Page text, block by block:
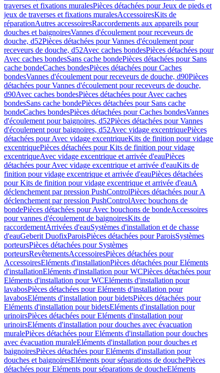
traverses et fixations muralesPièces détachées pour Jeux de pieds et
jeux de traverses et fixations muralesAccessoiresKits de
réparationAutres accessoiresRaccordements aux appareils pour
douches et baignoiresVannes d'écoulement pour receveurs de
douche, d52Pièces détachées pour Vannes d'écoulement pour
receveurs de douche, d52Avec caches bondesPièces détachées pour
Avec caches bondesSans cache bondePièces détachées pour Sans
cache bondeCaches bondesPièces détachées pour Caches
bondesVannes d'écoulement pour receveurs de douche, d90Pièces
détachées pour Vannes d'écoulement pour receveurs de douche,
d90Avec caches bondesPièces détachées pour Avec caches
bondesSans cache bondePièces détachées pour Sans cache
bondeCaches bondesPièces détachées pour Caches bondesVannes
d'écoulement pour baignoires, d52Pièces détachées pour Vannes
d'écoulement pour baignoires, d52Avec vidage excentriquePièces
détachées pour Avec vidage excentriqueKits de finition pour vidage
excentriquePièces détachées pour Kits de finition pour vidage
excentriqueAvec vidage excentrique et arrivée d'eauPièces
détachées pour Avec vidage excentrique et arrivée d'eauKits de
finition pour vidage excentrique et arrivée d'eauPièces détachées
pour Kits de finition pour vidage excentrique et arrivée d'eauA
déclenchement par pression PushControlPièces détachées pour A
déclenchement par pression PushControlAvec bouchons de
bondePièces détachées pour Avec bouchons de bondeAccessoires
pour vannes d'écoulement de baignoiresKits de
raccordementArrivées d'eauSystèmes d'installation et de chasse
d'eauGeberit DuofixParoisPièces détachées pour ParoisSystèmes
porteursPièces détachées pour Systèmes
porteursRevêtementsAccessoiresPièces détachées pour
AccessoiresEléments d'installationPièces détachées pour Eléments
d'installationEléments d'installation pour WCPièces détachées pour
Eléments d'installation pour WCEléments d'installation pour
lavabosPièces détachées pour Eléments d'installation pour
lavabosEléments d'installation pour bidetsPièces détachées pour
Eléments d'installation pour bidetsEléments d'installation pour
urinoirsPièces détachées pour Eléments d'installation pour
urinoirsEléments d'installation pour douches avec évacuation
muralePièces détachées pour Eléments d'installation pour douches
avec évacuation muraleEléments d'installation pour douches et
baignoiresPièces détachées pour Eléments d'installation pour
douches et baignoiresEléments pour séparations de douchePièces
détachées pour Eléments pour séparations de doucheEléments